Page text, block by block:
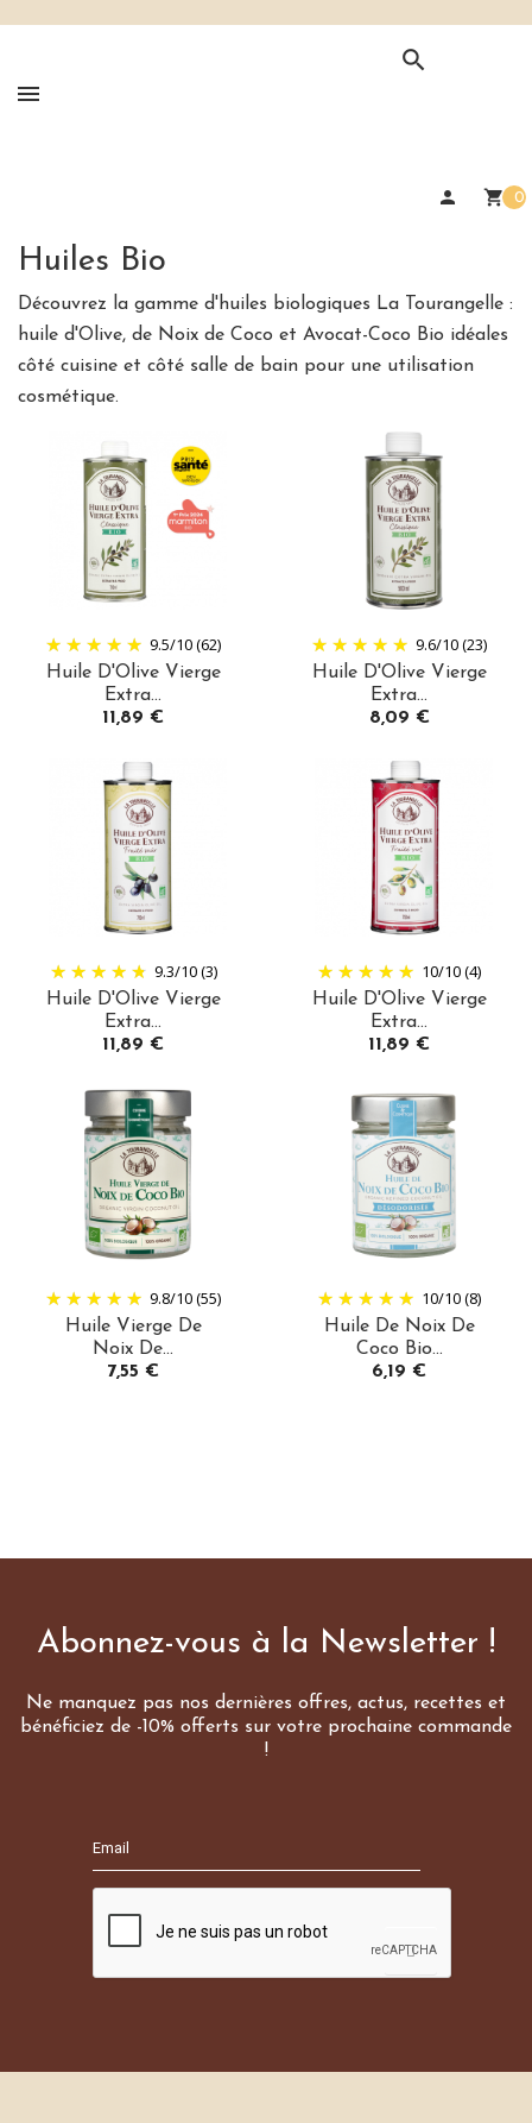

person shopping_cart 0
Huiles Bio
Découvrez la gamme d'huiles biologiques La Tourangelle :
huile d'Olive, de Noix de Coco et Avocat-Coco Bio idéales
côté cuisine et côté salle de bain pour une utilisation
cosmétique.
9.5/10(62)
Huile D'Olive Vierge
Extra...
Prix
11,89 €
9.6/10(23)
Huile D'Olive Vierge
Extra...
Prix
8,09 €
9.3/10(3)
Huile D'Olive Vierge
Extra...
Prix
11,89 €
10/10(4)
Huile D'Olive Vierge
Extra...
Prix
11,89 €
9.8/10(55)
Huile Vierge De
Noix De...
Prix
7,55 €
10/10(8)
Huile De Noix De
Coco Bio...
Prix
6,19 €
Abonnez-vous à la Newsletter !
Ne manquez pas nos dernières offres, actus, recettes et
bénéficiez de -10% offerts sur votre prochaine commande
!